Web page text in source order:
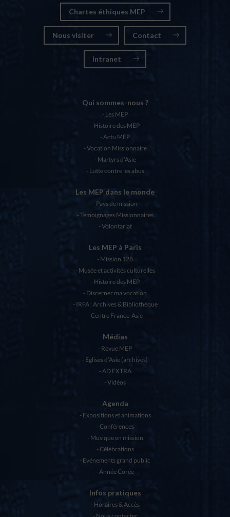
Chartes éthiques MEP
Nous visiter Contact
Intranet
Qui sommes-nous ?
Les MEP
Histoire des MEP
Actu MEP
Vocation Missionnaire
Martyrs d’Asie
Lutte contre les abus
Les MEP dans le monde
Pays de mission
Témoignages Missionnaires
Volontariat
Les MEP à Paris
Mission 128
Musée et activités culturelles
Histoire des MEP
Discerner ma vocation
IRFA : Archives & Bibliothèque
Centre France-Asie
Médias
Revue MEP
Eglises d’Asie (archives)
AD EXTRA
Vidéos
Agenda
Expositions et animations
Conférences
Musique en mission
Célébrations
Evénements grand public
Année Corée
Infos pratiques
Horaires & Accès